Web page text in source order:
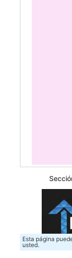
Esta página
usted.